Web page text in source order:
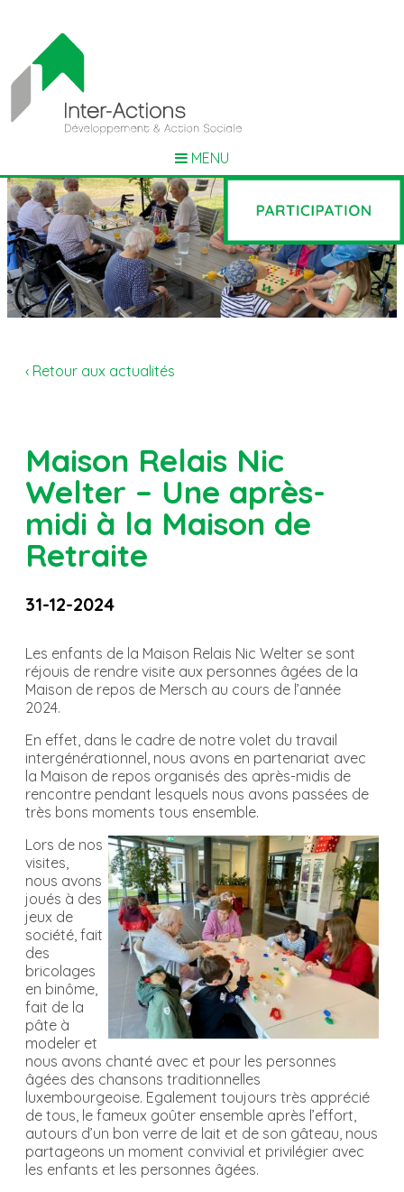
MENU
‹ Retour aux actualités
Maison Relais Nic
Welter – Une après-
midi à la Maison de
Retraite
31-12-2024
Les enfants de la Maison Relais Nic Welter se sont
réjouis de rendre visite aux personnes âgées de la
Maison de repos de Mersch au cours de l’année
2024.
En effet, dans le cadre de notre volet du travail
intergénérationnel, nous avons en partenariat avec
la Maison de repos organisés des après-midis de
rencontre pendant lesquels nous avons passées de
très bons moments tous ensemble.
Lors de nos
visites,
nous avons
joués à des
jeux de
société, fait
des
bricolages
en binôme,
fait de la
pâte à
modeler et
nous avons chanté avec et pour les personnes
âgées des chansons traditionnelles
luxembourgeoise. Egalement toujours très apprécié
de tous, le fameux goûter ensemble après l’effort,
autours d’un bon verre de lait et de son gâteau, nous
partageons un moment convivial et privilégier avec
les enfants et les personnes âgées.